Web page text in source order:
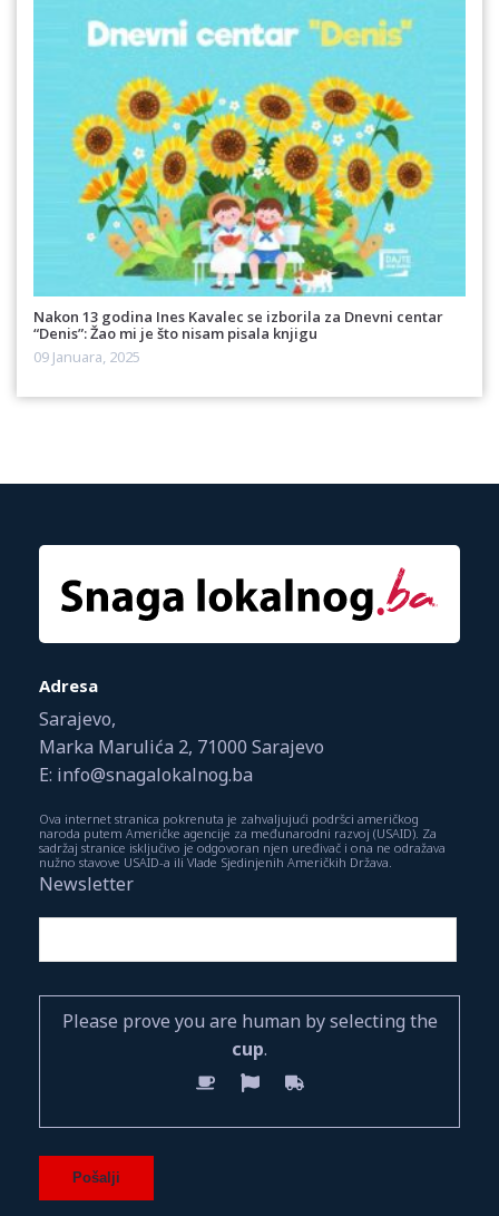
Nakon 13 godina Ines Kavalec se izborila za Dnevni centar
“Denis”: Žao mi je što nisam pisala knjigu
09 Januara, 2025
Adresa
Sarajevo,
Marka Marulića 2, 71000 Sarajevo
E: info@snagalokalnog.ba
Ova internet stranica pokrenuta je zahvaljujući podršci američkog
naroda putem Američke agencije za međunarodni razvoj (USAID). Za
sadržaj stranice isključivo je odgovoran njen uređivač i ona ne odražava
nužno stavove USAID-a ili Vlade Sjedinjenih Američkih Država.
Newsletter
Please prove you are human by selecting the
cup.